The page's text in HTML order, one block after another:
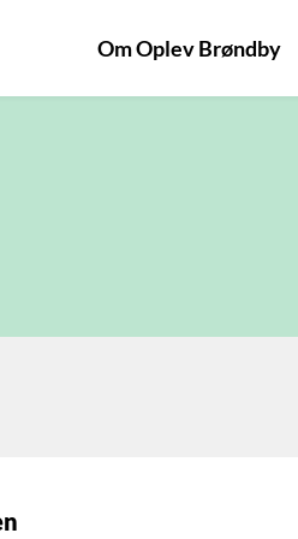
Om Oplev Brøndby